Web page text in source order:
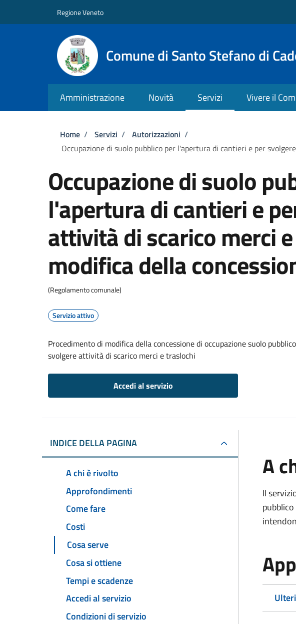
Regione Veneto
Comune di Santo Stefano di
Amministrazione Novità Servizi Vivere il
Briciole di pane
Home / Servizi / Autorizzazioni /
Occupazione di suolo pubblico per l'apertura di cantieri e per
Occupazione di suolo
l'apertura di cantieri e
attività di scarico merci
modifica della
(Regolamento comunale)
Servizio attivo
Procedimento di modifica della concessione di occupazione suolo
svolgere attività di scarico merci e traslochi
Accedi al servizio
INDICE DELLA PAGINA
A chi è rivolto
Approfondimenti
Come fare
Costi
Cosa serve
Cosa si ottiene
Tempi e scadenze
Accedi al servizio
Condizioni di servizio
A
Il